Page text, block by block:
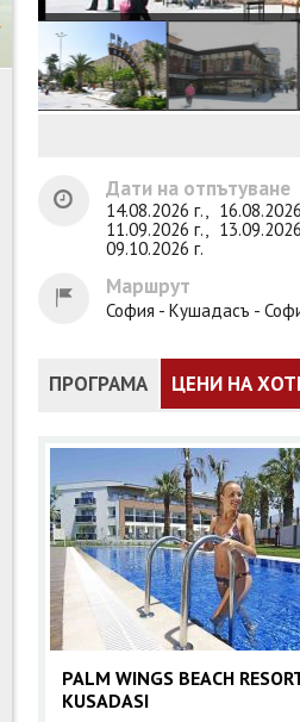
Дати на отпътуване
14.08.2026 г.,
11.09.2026 г.,
09.10.2026 г.
Маршрут
София - Кушадасъ -
ПРОГРАМА ЦЕНИ НА
PALM WINGS BEACH
KUSADASI